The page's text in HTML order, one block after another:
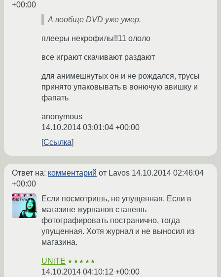
+00:00
А вообще DVD уже умер.
плееры некрофилы!!11 ололо
все играют скачивают раздают
для анимешнутых он и не рождался, трусы
принято упаковывать в вонючую авишку и
фапать
anonymous
14.10.2014 03:01:04 +00:00
Ссылка
Ответ на: комментарий от Lavos 14.10.2014 02:46:04
+00:00
Если посмотришь, не упущенная. Если в
магазине журналов станешь
фотографировать постранично, тогда
упущенная. Хотя журнал и не выносил из
магазина.
UNiTE ★★★★★
14.10.2014 04:10:12 +00:00